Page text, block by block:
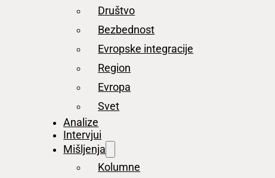
Društvo
Bezbednost
Evropske integracije
Region
Evropa
Svet
Analize
Intervjui
Mišljenja
Kolumne